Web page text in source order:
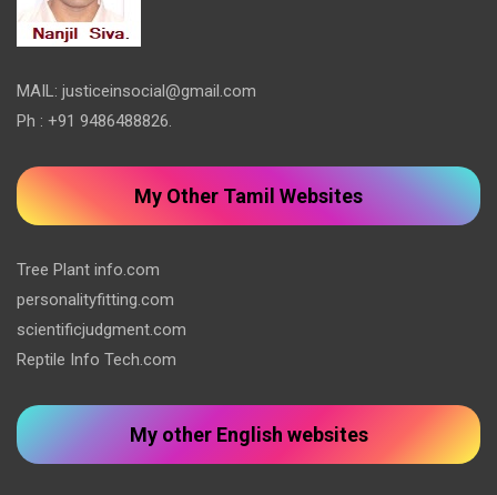
MAIL: justiceinsocial@gmail.com
Ph : +91 9486488826.
My Other Tamil Websites
Tree Plant info.com
personalityfitting.com
scientificjudgment.com
Reptile Info Tech.com
My other English websites